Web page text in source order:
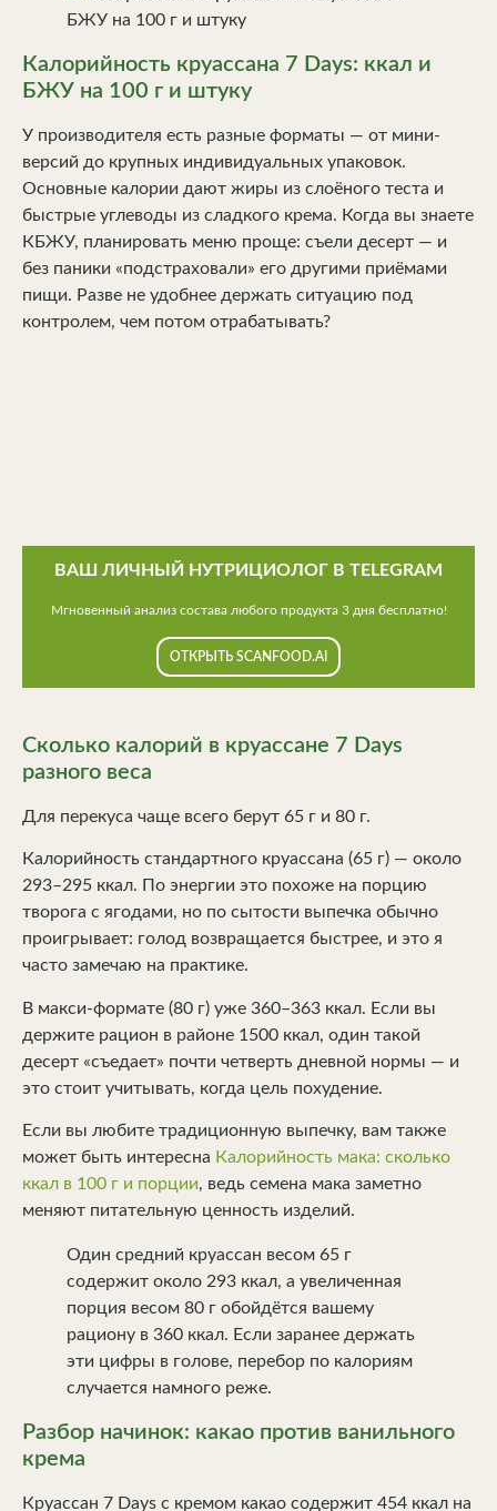
Калорийность круассана 7 Days: ккал и
БЖУ на 100 г и штуку
У производителя есть разные форматы — от мини-
версий до крупных индивидуальных упаковок.
Основные калории дают жиры из слоёного теста и
быстрые углеводы из сладкого крема. Когда вы знаете
КБЖУ, планировать меню проще: съели десерт — и
без паники «подстраховали» его другими приёмами
пищи. Разве не удобнее держать ситуацию под
контролем, чем потом отрабатывать?
ВАШ ЛИЧНЫЙ НУТРИЦИОЛОГ В TELEGRAM
Мгновенный анализ состава любого продукта 3 дня бесплатно!
ОТКРЫТЬ SCANFOOD.AI
Сколько калорий в круассане 7 Days
разного веса
Для перекуса чаще всего берут 65 г и 80 г.
Калорийность стандартного круассана (65 г) — около
293–295 ккал. По энергии это похоже на порцию
творога с ягодами, но по сытости выпечка обычно
проигрывает: голод возвращается быстрее, и это я
часто замечаю на практике.
В макси-формате (80 г) уже 360–363 ккал. Если вы
держите рацион в районе 1500 ккал, один такой
десерт «съедает» почти четверть дневной нормы — и
это стоит учитывать, когда цель похудение.
Если вы любите традиционную выпечку, вам также
может быть интересна Калорийность мака: сколько
ккал в 100 г и порции, ведь семена мака заметно
меняют питательную ценность изделий.
Один средний круассан весом 65 г
содержит около 293 ккал, а увеличенная
порция весом 80 г обойдётся вашему
рациону в 360 ккал. Если заранее держать
эти цифры в голове, перебор по калориям
случается намного реже.
Разбор начинок: какао против ванильного
крема
Круассан 7 Days с кремом какао содержит 454 ккал на